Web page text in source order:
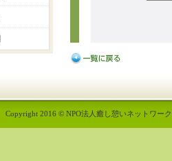
Copyright 2016 © NPO法人癒し憩いネットワー